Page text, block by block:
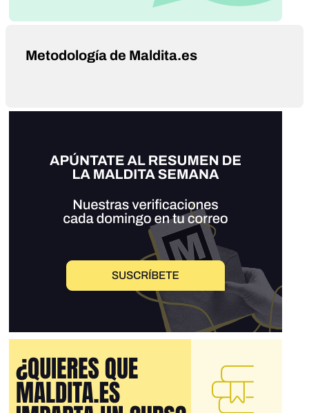
Metodología de Maldita.es